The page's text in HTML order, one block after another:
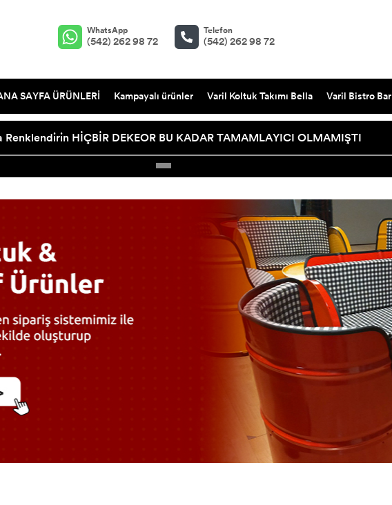
WhatsApp
(542) 262 98 72
Telefon
(542) 262 98 72
SAYFA ÜRÜNLERİ Kampayalı ürünler Varil Koltuk Takımı Bella Varil Bistro Bar
HİÇBİR DEKEOR BU KADAR TAMAMLAYICI OLMAMIŞTI